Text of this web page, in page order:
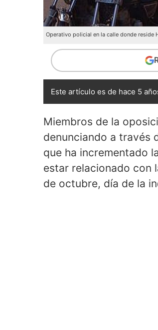
Operativo policial en la calle donde reside
Este artículo es de hace 5
Miembros de la
denunciando a través
que ha incrementado
estar relacionado con
de octubre, día de la